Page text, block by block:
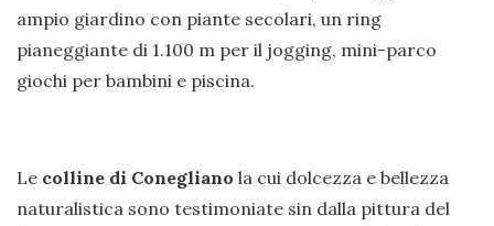
ampio giardino con piante secolari, un ring
pianeggiante di 1.100 m per il jogging, mini-parco
giochi per bambini e piscina.
Le colline di Conegliano la cui dolcezza e bellezza
naturalistica sono testimoniate sin dalla pittura del